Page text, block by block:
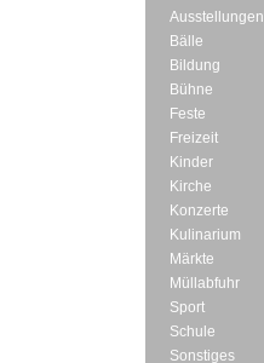
Ausstellungen
Bälle
Bildung
Bühne
Feste
Freizeit
Kinder
Kirche
Konzerte
Kulinarium
Märkte
Müllabfuhr
Sport
Schule
Sonstiges